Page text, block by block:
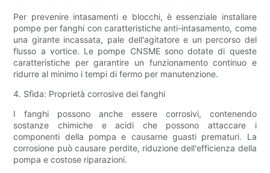
Per prevenire intasamenti e blocchi, è essenziale installare
pompe per fanghi con caratteristiche anti-intasamento, come
una girante incassata, pale dell'agitatore e un percorso del
flusso a vortice. Le pompe CNSME sono dotate di queste
caratteristiche per garantire un funzionamento continuo e
ridurre al minimo i tempi di fermo per manutenzione.
4. Sfida: Proprietà corrosive dei fanghi
I fanghi possono anche essere corrosivi, contenendo
sostanze chimiche e acidi che possono attaccare i
componenti della pompa e causarne guasti prematuri. La
corrosione può causare perdite, riduzione dell'efficienza della
pompa e costose riparazioni.